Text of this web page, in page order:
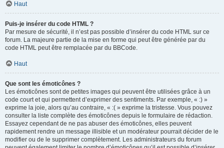
Haut
Puis-je insérer du code HTML ?
Par mesure de sécurité, il n’est pas possible d’insérer du code HTML sur ce
forum. La majeure partie de la mise en forme qui peut être générée par du
code HTML peut être remplacée par du BBCode.
Haut
Que sont les émoticônes ?
Les émoticônes sont de petites images qui peuvent être utilisées grâce à un
code court et qui permettent d’exprimer des sentiments. Par exemple, « :) »
exprime la joie, alors qu’au contraire, « :( » exprime la tristesse. Vous pouvez
consulter la liste complète des émoticônes depuis le formulaire de rédaction.
Essayez cependant de ne pas abuser des émoticônes, elles peuvent
rapidement rendre un message illisible et un modérateur pourrait décider de le
modifier ou de le supprimer complètement. Les administrateurs du forum